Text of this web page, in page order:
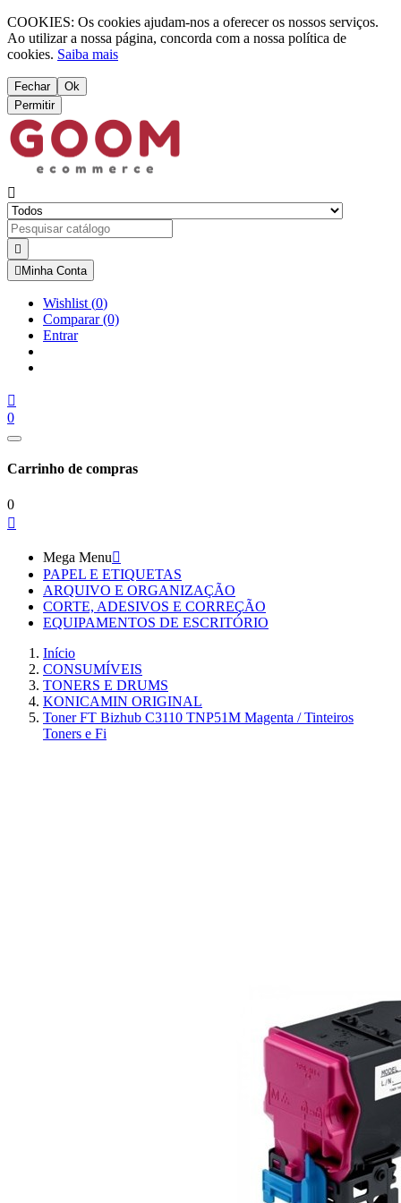
COOKIES: Os cookies ajudam-nos a oferecer os nossos serviços.
Ao utilizar a nossa página, concorda com a nossa política de
cookies. Saiba mais
Fechar
Ok
Permitir


 Minha Conta
Wishlist (0)
Comparar(0)
Entrar

0
Carrinho de compras
0

Mega Menu
PAPEL E ETIQUETAS
ARQUIVO E ORGANIZAÇÃO
CORTE, ADESIVOS E CORREÇÃO
EQUIPAMENTOS DE ESCRITÓRIO
Início
CONSUMÍVEIS
TONERS E DRUMS
KONICAMIN ORIGINAL
Toner FT Bizhub C3110 TNP51M Magenta / Tinteiros
Toners e Fi